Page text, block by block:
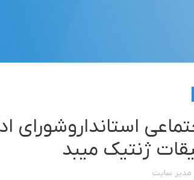
استانداروشورای
ژنتیک ‌میبد
مدیر سایت